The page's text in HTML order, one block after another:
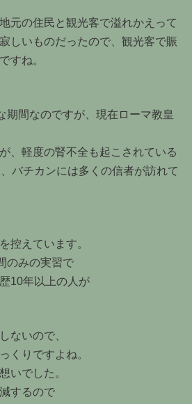
元の住民と観光客で溢れかえって
しいものだったので、観光客で賑
すね。
期間なのですが、現在ローマ教皇
、軽度の腎不全も起こされている
バチカンには多くの信者が訪れて
控えています。
のみの実習で
10年以上の人が
ないので、
くりですよね。
いでした。
するので